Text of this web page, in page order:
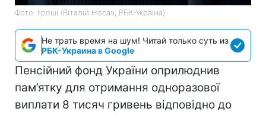
Фото: гроші (Віталій Носач, РБК-Україна)
Не трать время на шум! Читай только суть из
РБК-Украина в Google
Пенсійний фонд України оприлюднив
пам’ятку для отримання одноразової
виплати 8 тисяч гривень відповідно до